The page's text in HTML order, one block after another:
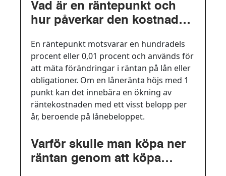
Vad är en räntepunkt och
hur påverkar den kostnaden
En räntepunkt motsvarar en hundradels
procent eller 0,01 procent och används för
att mäta förändringar i räntan på lån eller
obligationer. Om en låneränta höjs med 1
punkt kan det innebära en ökning av
räntekostnaden med ett visst belopp per
år, beroende på lånebeloppet.
Varför skulle man köpa ner
räntan genom att köpa